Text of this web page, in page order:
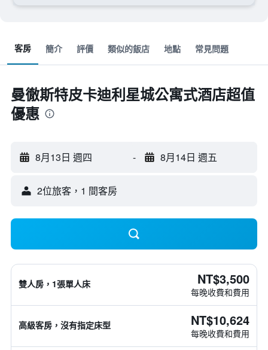
客房 簡介 評價 類似的飯店 地點 常見問題
曼徹斯特皮卡迪利星城公寓式酒店超值
優惠
8月13日 週四 - 8月14日 週五
2位旅客，1 間客房
雙人房，1張單人床 NT$3,500
每晚收費和費用
高級客房，沒有指定床型 NT$10,624
每晚收費和費用